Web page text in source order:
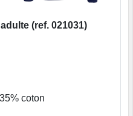
(ref. 021031)
coton